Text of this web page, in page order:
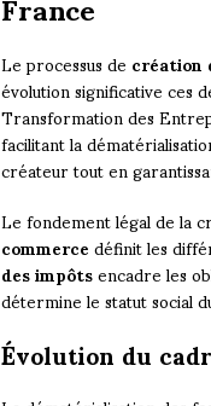
Le processus decréation
évolution significative ces
Transformation des
facilitant la
créateur tout en
Le fondement légal de la
commercedéfinit les
des impôtsencadre les
détermine le statut social
Évolution du